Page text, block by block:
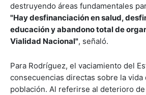
destruyendo áreas fundamentales
"Hay desfinanciación en salud,
educación y abandono total de
Vialidad Nacional", señaló.
Para Rodríguez, el vaciamiento del
consecuencias directas sobre la vida
población. Al referirse al deterioro